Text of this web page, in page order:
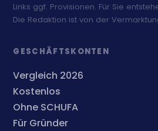
Links ggf. Provisionen. Für Sie
Die Redaktion ist von der
GESCHÄFTSKONTEN
Vergleich 2026
Kostenlos
Ohne SCHUFA
Für Gründer